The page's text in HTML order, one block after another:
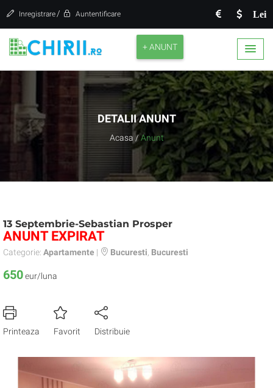
Lei
Inregistrare / Auntentificare
+ ANUNT
DETALII ANUNT
Acasa / Anunt
13 Septembrie-Sebastian Prosper
ANUNT EXPIRAT
Categorie: Apartamente | Bucuresti Bucuresti
650eur/luna
Printeaza Favorit Distribuie